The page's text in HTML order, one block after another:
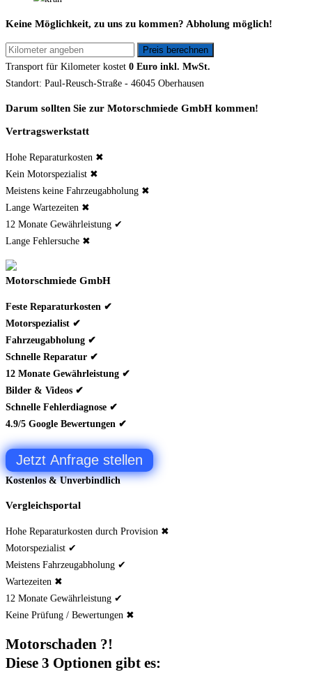
Keine Möglichkeit, zu uns zu kommen? Abholung möglich!
Transport für Kilometer kostet 0 Euro inkl. MwSt.
Standort: Paul-Reusch-Straße - 46045 Oberhausen
Darum sollten Sie zur Motorschmiede GmbH kommen!
Vertragswerkstatt
Hohe Reparaturkosten ✖
Kein Motorspezialist ✖
Meistens keine Fahrzeugabholung ✖
Lange Wartezeiten ✖
12 Monate Gewährleistung ✔
Lange Fehlersuche ✖
Motorschmiede GmbH
Feste Reparaturkosten ✔
Motorspezialist ✔
Fahrzeugabholung ✔
Schnelle Reparatur ✔
12 Monate Gewährleistung ✔
Bilder & Videos ✔
Schnelle Fehlerdiagnose ✔
4.9/5 Google Bewertungen ✔
Jetzt Anfrage stellen
Kostenlos & Unverbindlich
Vergleichsportal
Hohe Reparaturkosten durch Provision ✖
Motorspezialist ✔
Meistens Fahrzeugabholung ✔
Wartezeiten ✖
12 Monate Gewährleistung ✔
Keine Prüfung / Bewertungen ✖
Motorschaden ?!
Diese 3 Optionen gibt es: